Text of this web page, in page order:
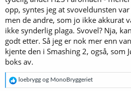
opp, syntes jeg at svoveldunsten
men de andre, som jo ikke akkurat
ikke synderlig plaga. Svovel? Nja,
godt etter. Så jeg er nok mer enn
kjente den i Smashing 2, også, som
boks av.
R
e
loebrygg og MonoBryggeriet